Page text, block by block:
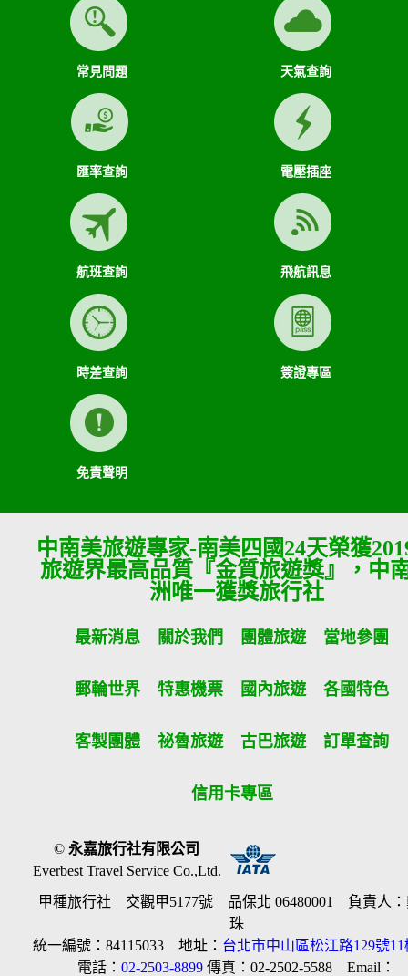
常見問題 天氣查詢
匯率查詢 電壓插座
航班查詢 飛航訊息
時差查詢 簽證專區
免責聲明
中南美旅遊專家-南美四國24天榮獲
旅遊界最高品質『金質旅遊獎』，中
洲唯一獲獎旅行社
最新消息 關於我們 團體旅遊 當地參團
郵輪世界 特惠機票 國內旅遊 各國特色
客製團體 祕魯旅遊 古巴旅遊 訂單查詢
信用卡專區
©永嘉旅行社有限公司
Everbest Travel Service Co.,Ltd.
甲種旅行社 交觀甲5177號 品保北 06480001 負責人：
珠
統一編號：84115033 地址： 台北市中山區松江路129號11
電話：02-2503-8899 傳真：02-2502-5588 Email：